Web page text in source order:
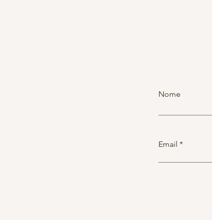
Nome
Email